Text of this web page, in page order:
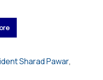
Sharad Pawar